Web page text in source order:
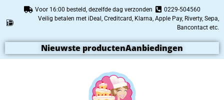
Voor 16:00 besteld, dezelfde dag verzonden
0229-504560
Veilig betalen met iDeal, Creditcard, Klarna, Apple Pay, Riverty, Sepa,
Bancontact etc.
Nieuwste productenAanbiedingen